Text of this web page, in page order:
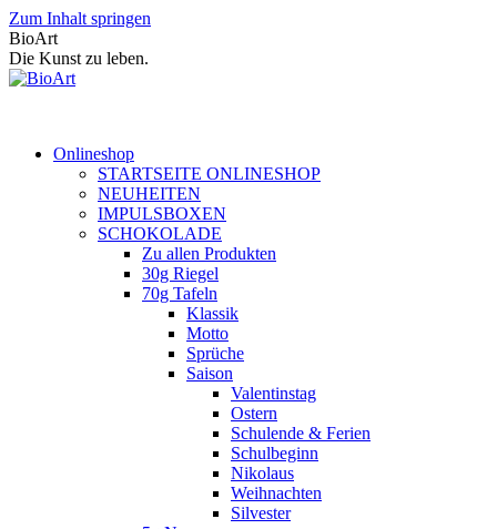
Zum Inhalt springen
BioArt
Die Kunst zu leben.
Onlineshop
STARTSEITE ONLINESHOP
NEUHEITEN
IMPULSBOXEN
SCHOKOLADE
Zu allen Produkten
30g Riegel
70g Tafeln
Klassik
Motto
Sprüche
Saison
Valentinstag
Ostern
Schulende & Ferien
Schulbeginn
Nikolaus
Weihnachten
Silvester